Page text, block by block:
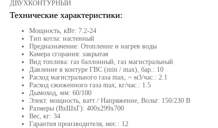
ДВУХКОНТУРНЫЙ
Технические характеристики:
Мощность, кВт: 7.2-24
Тип котла: настенный
Предназначение: Отопление и нагрев воды
Камера сгорания: закрытая
Вид топлива: газ баллонный, газ магистральный
Давление в контуре ГВС (min / max), бар.: 10
Расход магистрального газа max, ~ м3/час.: 2.1
Расход сжиженного газа max, кг/час.: 1.5
Дымоход, мм: 60/100
Элект. мощность, ватт / Напряжение, Вольт: 150/230 В
Размеры (ВхШхГ): 400х299х700
Вес, кг: 34
Гарантия производителя, мес.: 12